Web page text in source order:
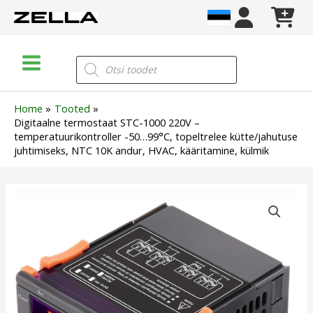
Menu
Products
search
Home
Tooted
Digitaalne termostaat STC-1000 220V –
temperatuurikontroller -50…99°C, topeltrelee kütte/jahutuse
juhtimiseks, NTC 10K andur, HVAC, kääritamine, külmik
–
temperatuurikontroller
-50…